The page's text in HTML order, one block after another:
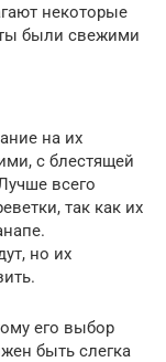
некоторые
были свежими
на их
с блестящей
всего
так как их
но их
его выбор
быть слегка